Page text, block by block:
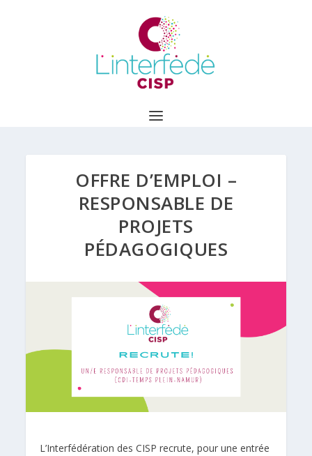
OFFRE D’EMPLOI –
RESPONSABLE DE
PROJETS
PÉDAGOGIQUES
L’Interfédération des CISP recrute, pour une entrée